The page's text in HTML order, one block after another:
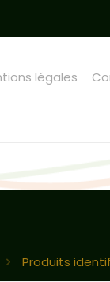
légales
Produits